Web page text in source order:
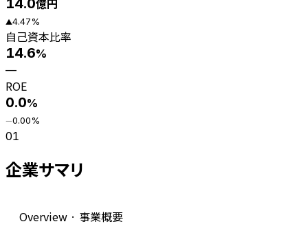
億円
▲4.47%
自己資本比率
14.6%
—
ROE
0.0%
―0.00%
01
企業サマリ
Overview · 事業概要